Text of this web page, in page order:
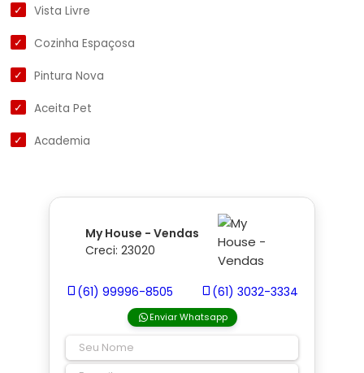
Vista Livre
Cozinha Espaçosa
Pintura Nova
Aceita Pet
Academia
My House - Vendas
Creci: 23020
(61) 99996-8505 (61) 3032-3334
Enviar Whatsapp